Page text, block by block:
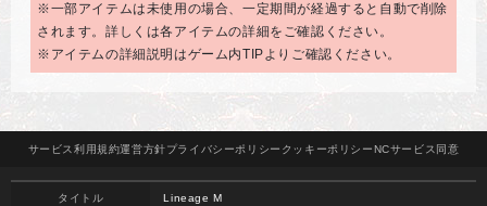
※一部アイテムは未使用の場合、一定期間が経過すると自動で削除
されます。詳しくは各アイテムの詳細をご確認ください。
※アイテムの詳細説明はゲーム内TIPよりご確認ください。
サービス 利用規約運営方針プライバシーポリシー クッキーポリシーNCサービス 同意
タイトル Lineage M